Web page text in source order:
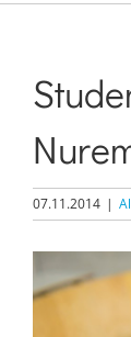
07.11.2014 |
grösseres